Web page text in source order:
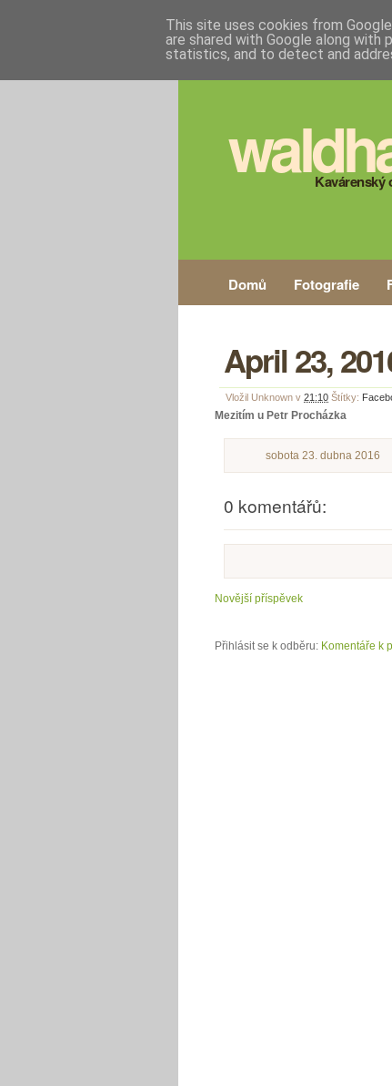
Kavárenský
Domů Fotografie
April 23,
Vložil Unknown v 21:10 Štítky:
Mezitím u Petr Procházka
sobota 23. dubna 2016
0 komentářů:
Novější příspěvek
Přihlásit se k odběru: Komentáře k
This site uses cookies from
are shared with Google along
statistics, and to detect and